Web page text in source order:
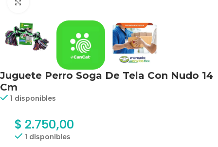
Juguete Perro Soga De Tela Con Nudo 14
Cm
1 disponibles
$ 2.750,00
1 disponibles